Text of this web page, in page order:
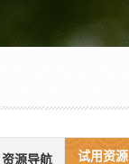
资源导航 试用资源